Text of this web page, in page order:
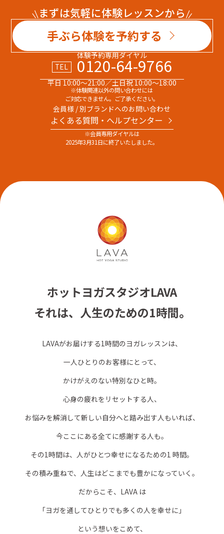
まずは気軽に体験レッスンから
手ぶら体験を予約する
体験予約専用ダイヤル
TEL
0120-64-9766
平日 10:00～21:00／土日祝 10:00～18:00
※体験関連以外の問い合わせには
ご対応できません。ご了承ください。
会員様 / 別ブランドへのお問い合わせ
よくある質問・へルプセンター
※会員専用ダイヤルは
2025年3月31日に終了いたしました。
ホットヨガスタジオLAVA
それは、人生のための1時間。
LAVAがお届けする1時間のヨガレッスンは、
一人ひとりのお客様にとって、
かけがえのない特別なひと時。
心身の疲れをリセットする人、
お悩みを解消して新しい自分へと踏み出す人もいれば、
今ここにある全てに感謝する人も。
その1時間は、人がひとつ幸せになるための1 時間。
その積み重ねで、人生はどこまでも豊かになっていく。
だからこそ、LAVA は
「ヨガを通してひとりでも多くの人を幸せに」
という想いをこめて、